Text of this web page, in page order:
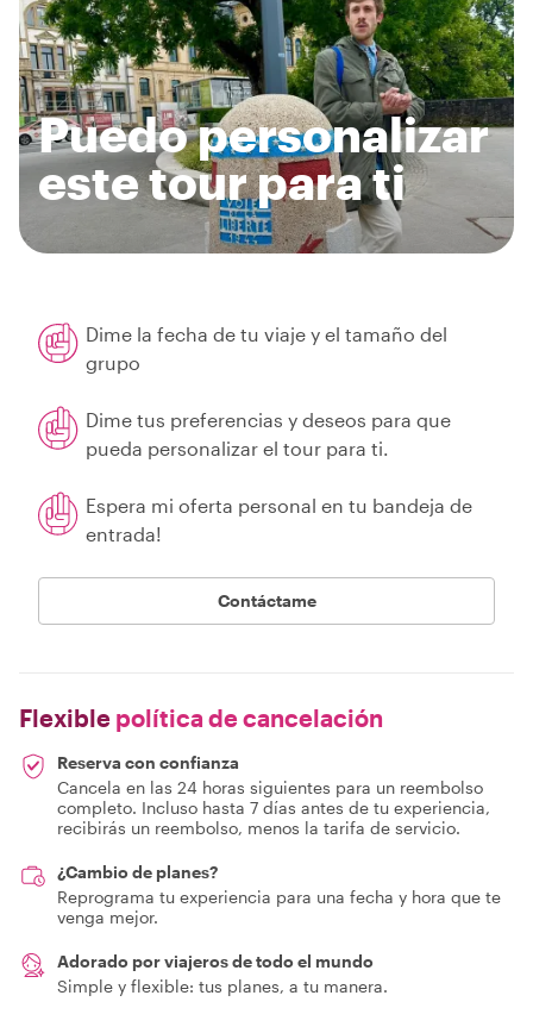
Puedo personalizar
este tour para ti
Dime la fecha de tu viaje y el tamaño del
grupo
Dime tus preferencias y deseos para que
pueda personalizar el tour para ti.
Espera mi oferta personal en tu bandeja de
entrada!
Contáctame
Flexible política de cancelación
Reserva con confianza
Cancela en las 24 horas siguientes para un reembolso
completo. Incluso hasta 7 días antes de tu experiencia,
recibirás un reembolso, menos la tarifa de servicio.
¿Cambio de planes?
Reprograma tu experiencia para una fecha y hora que te
venga mejor.
Adorado por viajeros de todo el mundo
Simple y flexible: tus planes, a tu manera.